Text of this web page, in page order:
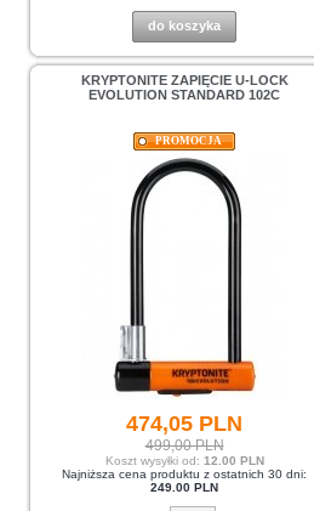
do koszyka
KRYPTONITE ZAPIĘCIE U-LOCK
EVOLUTION STANDARD 102C
PROMOCJA
474,05 PLN
499,00 PLN
Koszt wysyłki od: 12.00 PLN
Najniższa cena produktu z ostatnich 30 dni:
249.00 PLN